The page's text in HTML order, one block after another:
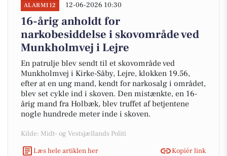
ALARM112 12-06-2026 10:30
16-årig anholdt for
narkobesiddelse i skovområde ved
Munkholmvej i Lejre
En patrulje blev sendt til et skovområde ved
Munkholmvej i Kirke-Såby, Lejre, klokken 19.56,
efter at en ung mand, kendt for narkosalg i området,
blev set cykle ind i skoven. Den mistænkte, en 16-
årig mand fra Holbæk, blev truffet af betjentene
nogle hundrede meter inde i skoven.
Kilde: Midt- og Vestsjællands Politi
Læs hele artiklen her
Kopiér link